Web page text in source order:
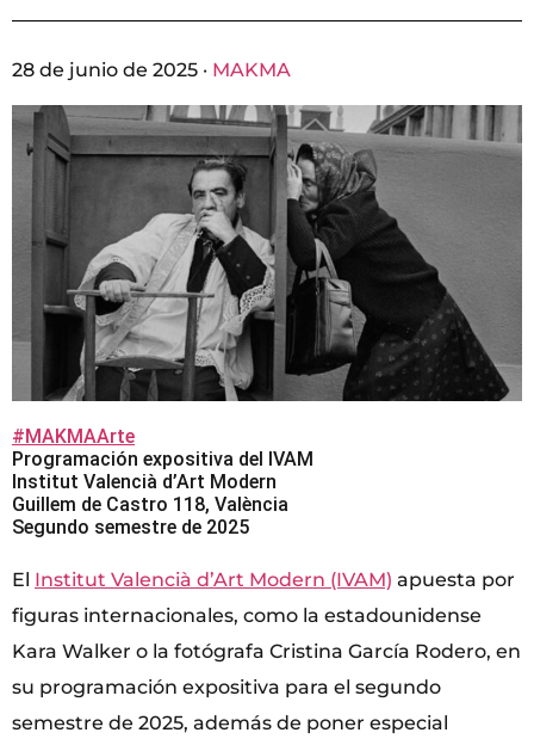
28 de junio de 2025 · MAKMA
#MAKMAArte
Programación expositiva del IVAM
Institut Valencià d’Art Modern
Guillem de Castro 118, València
Segundo semestre de 2025
El Institut Valencià d’Art Modern (IVAM) apuesta por
figuras internacionales, como la estadounidense
Kara Walker o la fotógrafa Cristina García Rodero, en
su programación expositiva para el segundo
semestre de 2025, además de poner especial